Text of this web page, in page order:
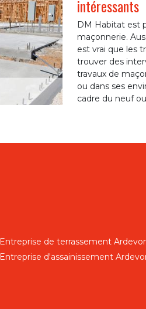
intéressants
DM Habitat est
maçonnerie.
est vrai que les
trouver des
travaux de
ou dans ses
cadre du neuf
Entreprise de terrassement
Entreprise d'assainissement